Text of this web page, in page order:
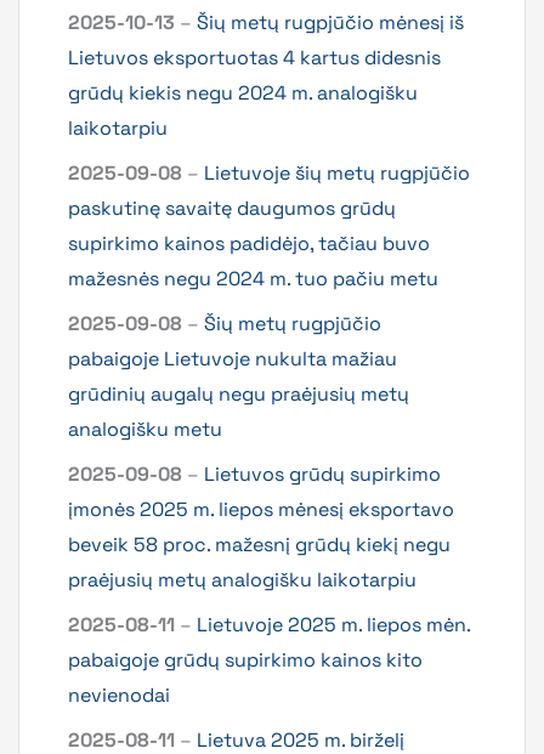
2025-10-13 – Šių metų rugpjūčio mėnesį iš
Lietuvos eksportuotas 4 kartus didesnis
grūdų kiekis negu 2024 m. analogišku
laikotarpiu
2025-09-08 – Lietuvoje šių metų rugpjūčio
paskutinę savaitę daugumos grūdų
supirkimo kainos padidėjo, tačiau buvo
mažesnės negu 2024 m. tuo pačiu metu
2025-09-08 – Šių metų rugpjūčio
pabaigoje Lietuvoje nukulta mažiau
grūdinių augalų negu praėjusių metų
analogišku metu
2025-09-08 – Lietuvos grūdų supirkimo
įmonės 2025 m. liepos mėnesį eksportavo
beveik 58 proc. mažesnį grūdų kiekį negu
praėjusių metų analogišku laikotarpiu
2025-08-11 – Lietuvoje 2025 m. liepos mėn.
pabaigoje grūdų supirkimo kainos kito
nevienodai
2025-08-11 – Lietuva 2025 m. birželį